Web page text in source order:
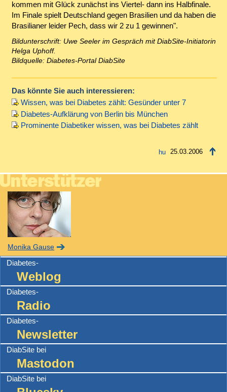
kommen mit Glück zunächst ins Viertel- dann ins Halbfinale.
Im Finale spielt Deutschland gegen Brasilien und da haben die
Brasilianer leider Pech, dass wir 2 zu 1 gewinnen".
Bildunterschrift: Uwe Seeler im Gespräch mit DiabSite-Initiatorin
Helga Uphoff.
Bildquelle: Diabetes-Portal DiabSite
Das könnte Sie auch interessieren:
Wissen, was bei Diabetes zählt: Gesünder unter 7
Diabetes-Aufklärung von Berlin bis München
Prominente Diabetiker wissen, was bei Diabetes zählt
25.03.2006
Monika Gause
Diabetes-
Weblog
Diabetes-
Radio
Diabetes-
Newsletter
DiabSite bei
Mastodon
DiabSite bei